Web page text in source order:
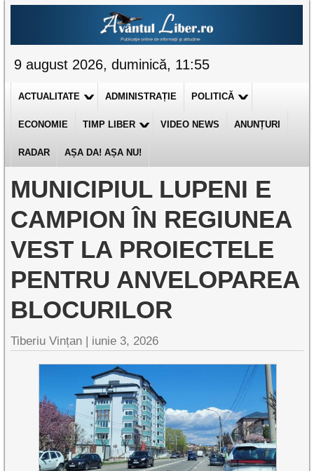
9 august 2026, duminică, 11:55
ACTUALITATE ADMINISTRAȚIE POLITICĂ
ECONOMIE TIMP LIBER VIDEO NEWS ANUNȚURI
RADAR AȘA DA! AȘA NU!
MUNICIPIUL LUPENI E
CAMPION ÎN REGIUNEA
VEST LA PROIECTELE
PENTRU ANVELOPAREA
BLOCURILOR
Tiberiu Vințan | iunie 3, 2026